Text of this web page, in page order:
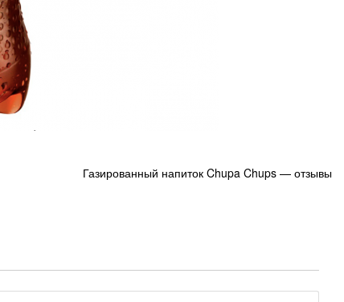
Газированный напиток Chupa Chups — отзывы